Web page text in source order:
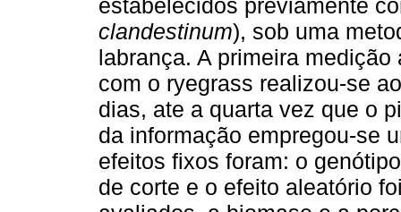
estabelecidos previamente
clandestinum), sob uma
labrança. A primeira
com o ryegrass realizou-se
dias, ate a quarta vez que o
da informação empregou-se
efeitos fixos foram: o
de corte e o efeito aleatório